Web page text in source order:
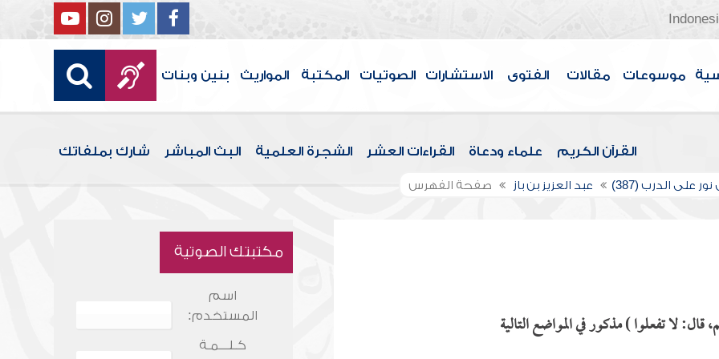
موسوعات مقالات الفتوى الاستشارات الصوتيات المكتبة المواريث بنين وبنات
القرآن الكريم علماء ودعاة القراءات العشر الشجرة العلمية البث المباشر شارك بملفاتك
على الدرب (387) عبد العزيز بن باز صفحة الفهرس
لا تفعلوا ) مذكور في المواضع التالية
مكتبتك الصوتية
اسم
المستخدم:
كـلـــمـة